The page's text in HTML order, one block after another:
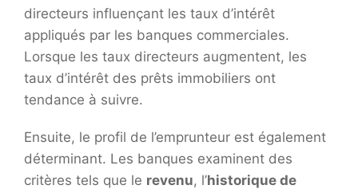
directeurs influençant les taux d’intérêt
appliqués par les banques commerciales.
Lorsque les taux directeurs augmentent, les
taux d’intérêt des prêts immobiliers ont
tendance à suivre.
Ensuite, le profil de l’emprunteur est également
déterminant. Les banques examinent des
critères tels que le revenu, l’historique de